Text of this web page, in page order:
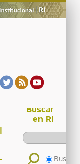
Buscar
en RI
Buscar